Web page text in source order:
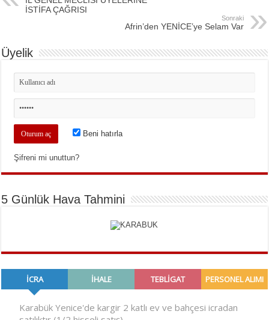
İSTİFA ÇAĞRISI
Sonraki
Afrin’den YENİCE’ye Selam Var
Üyelik
Beni hatırla
Şifreni mi unuttun?
5 Günlük Hava Tahmini